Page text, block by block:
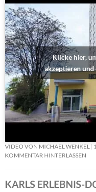
Klicke hier,
akzeptieren und
VIDEO VON MICHAEL WENKEL
KOMMENTAR HINTERLASSEN
KARLS ERLEBNIS-